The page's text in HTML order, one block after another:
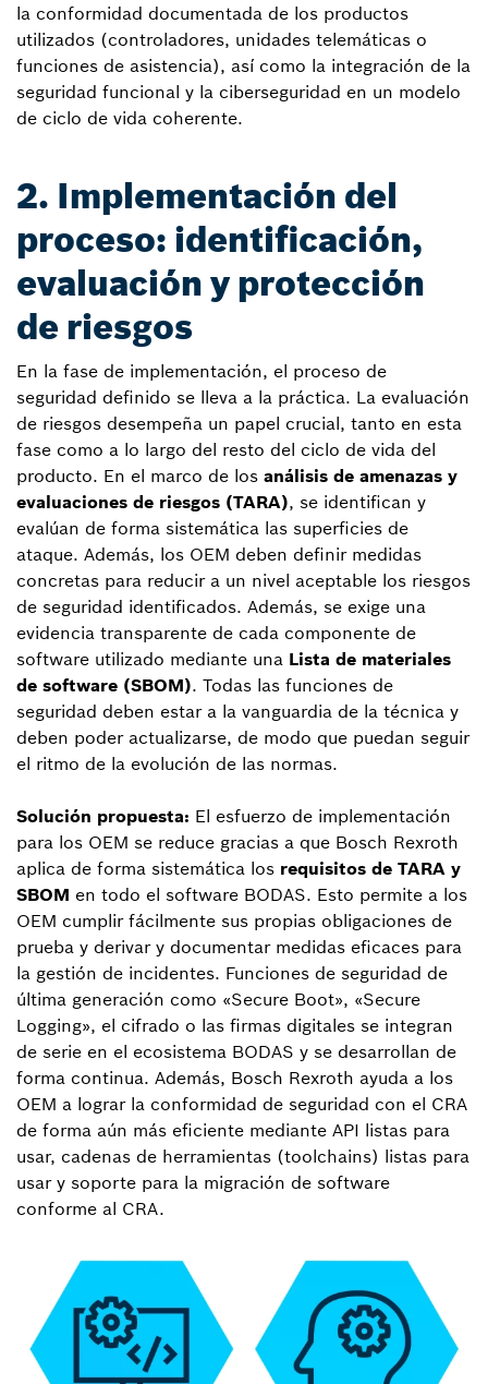
la conformidad documentada de los productos
utilizados (controladores, unidades telemáticas o
funciones de asistencia), así como la integración de la
seguridad funcional y la ciberseguridad en un modelo
de ciclo de vida coherente.
2. Implementación del
proceso: identificación,
evaluación y protección
de riesgos
En la fase de implementación, el proceso de
seguridad definido se lleva a la práctica. La evaluación
de riesgos desempeña un papel crucial, tanto en esta
fase como a lo largo del resto del ciclo de vida del
producto. En el marco de los análisis de amenazas y
evaluaciones de riesgos (TARA), se identifican y
evalúan de forma sistemática las superficies de
ataque. Además, los OEM deben definir medidas
concretas para reducir a un nivel aceptable los riesgos
de seguridad identificados. Además, se exige una
evidencia transparente de cada componente de
software utilizado mediante una Lista de materiales
de software (SBOM). Todas las funciones de
seguridad deben estar a la vanguardia de la técnica y
deben poder actualizarse, de modo que puedan seguir
el ritmo de la evolución de las normas.
Solución propuesta: El esfuerzo de implementación
para los OEM se reduce gracias a que Bosch Rexroth
aplica de forma sistemática los requisitos de TARA y
SBOM en todo el software BODAS. Esto permite a los
OEM cumplir fácilmente sus propias obligaciones de
prueba y derivar y documentar medidas eficaces para
la gestión de incidentes. Funciones de seguridad de
última generación como «Secure Boot», «Secure
Logging», el cifrado o las firmas digitales se integran
de serie en el ecosistema BODAS y se desarrollan de
forma continua. Además, Bosch Rexroth ayuda a los
OEM a lograr la conformidad de seguridad con el CRA
de forma aún más eficiente mediante API listas para
usar, cadenas de herramientas (toolchains) listas para
usar y soporte para la migración de software
conforme al CRA.